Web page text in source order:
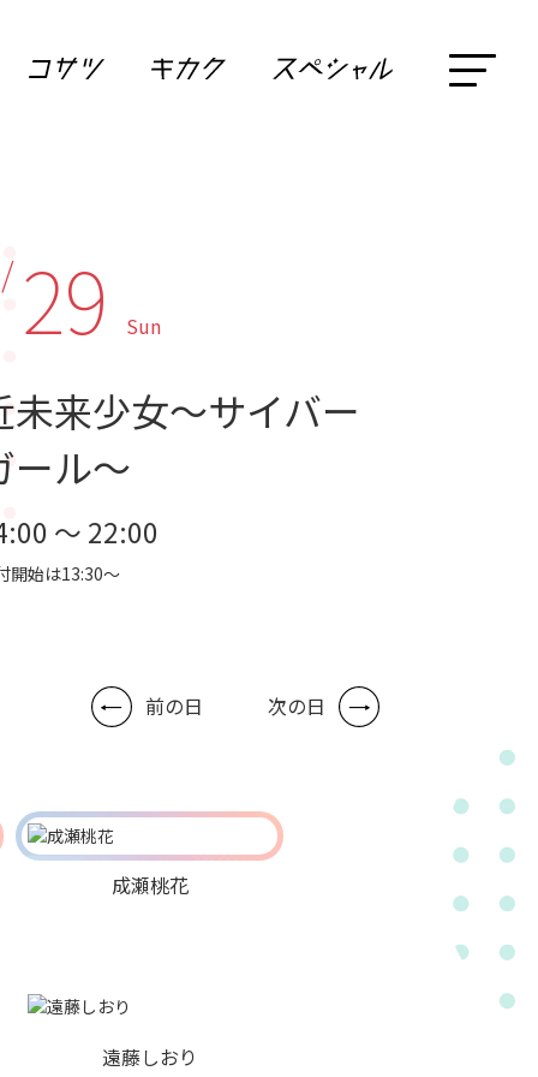
29 Sun
未来少女～サイバー
ール～
～ 22:00
開始は13:30～
前の日 次の日
成瀬桃花
遠藤しおり